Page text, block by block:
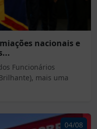
nacionais e
Funcionários
mais uma
04/08